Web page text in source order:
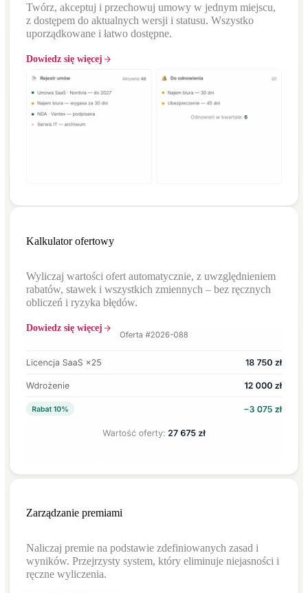
Twórz, akceptuj i przechowuj umowy w jednym miejscu,
z dostępem do aktualnych wersji i statusu. Wszystko
uporządkowane i łatwo dostępne.
Dowiedz się więcej
Kalkulator ofertowy
Wyliczaj wartości ofert automatycznie, z uwzględnieniem
rabatów, stawek i wszystkich zmiennych – bez ręcznych
obliczeń i ryzyka błędów.
Dowiedz się więcej
Zarządzanie premiami
Naliczaj premie na podstawie zdefiniowanych zasad i
wyników. Przejrzysty system, który eliminuje niejasności i
ręczne wyliczenia.